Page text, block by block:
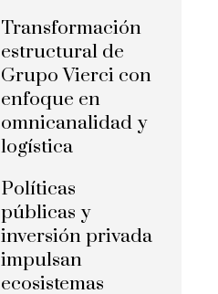
Transformación
estructural de
Grupo Vierci con
enfoque en
omnicanalidad y
logística
Políticas
públicas y
inversión privada
impulsan
ecosistemas